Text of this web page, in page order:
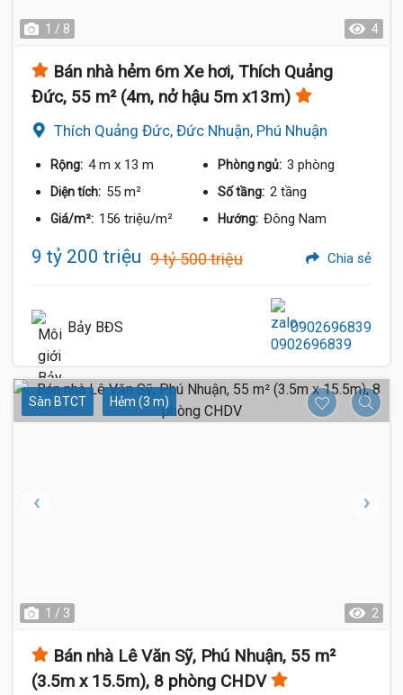
1 / 8 4
Bán nhà hẻm 6m Xe hơi, Thích Quảng
Đức, 55 m² (4m, nở hậu 5m x13m)
Thích Quảng Đức, Đức Nhuận, Phú Nhuận
Rộng: 4 m x 13 m Phòng ngủ: 3 phòng
Diện tích: 55 m² Số tầng: 2 tầng
Giá/m²: 156 triệu/m² Hướng: Đông Nam
9 tỷ 200 triệu 9 tỷ 500 triệu Chia sẻ
Bảy BĐS 0902696839
Sàn BTCT Hẻm (3 m)
1 / 3 2
Bán nhà Lê Văn Sỹ, Phú Nhuận, 55 m²
(3.5m x 15.5m), 8 phòng CHDV